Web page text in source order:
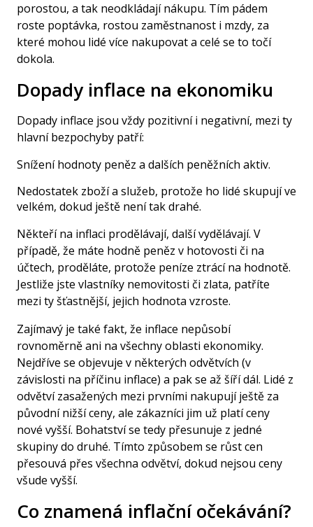
porostou, a tak neodkládají nákupu. Tím pádem
roste poptávka, rostou zaměstnanost i mzdy, za
které mohou lidé více nakupovat a celé se to točí
dokola.
Dopady inflace na ekonomiku
Dopady inflace jsou vždy pozitivní i negativní, mezi ty
hlavní bezpochyby patří:
Snížení hodnoty peněz a dalších peněžních aktiv.
Nedostatek zboží a služeb, protože ho lidé skupují ve
velkém, dokud ještě není tak drahé.
Někteří na inflaci prodělávají, další vydělávají. V
případě, že máte hodně peněz v hotovosti či na
účtech, proděláte, protože peníze ztrácí na hodnotě.
Jestliže jste vlastníky nemovitosti či zlata, patříte
mezi ty šťastnější, jejich hodnota vzroste.
Zajímavý je také fakt, že inflace nepůsobí
rovnoměrně ani na všechny oblasti ekonomiky.
Nejdříve se objevuje v některých odvětvích (v
závislosti na příčinu inflace) a pak se až šíří dál. Lidé z
odvětví zasažených mezi prvními nakupují ještě za
původní nižší ceny, ale zákazníci jim už platí ceny
nové vyšší. Bohatství se tedy přesunuje z jedné
skupiny do druhé. Tímto způsobem se růst cen
přesouvá přes všechna odvětví, dokud nejsou ceny
všude vyšší.
Co znamená inflační očekávání?